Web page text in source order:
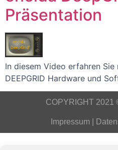
Präsentation
In diesem Video erfahren Sie
DEEPGRID Hardware und
COPYRIGHT 2021
Impressum